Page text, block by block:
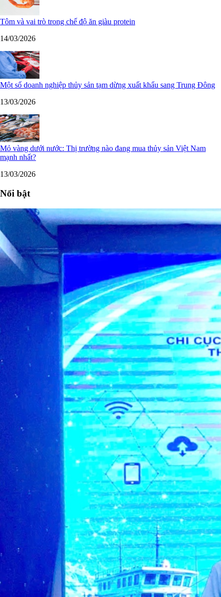
Tôm và vai trò trong chế độ ăn giàu protein
14/03/2026
Một số doanh nghiệp thủy sản tạm dừng xuất khẩu sang Trung Đông
13/03/2026
Mỏ vàng dưới nước: Thị trường nào đang mua thủy sản Việt Nam
mạnh nhất?
13/03/2026
Nổi bật